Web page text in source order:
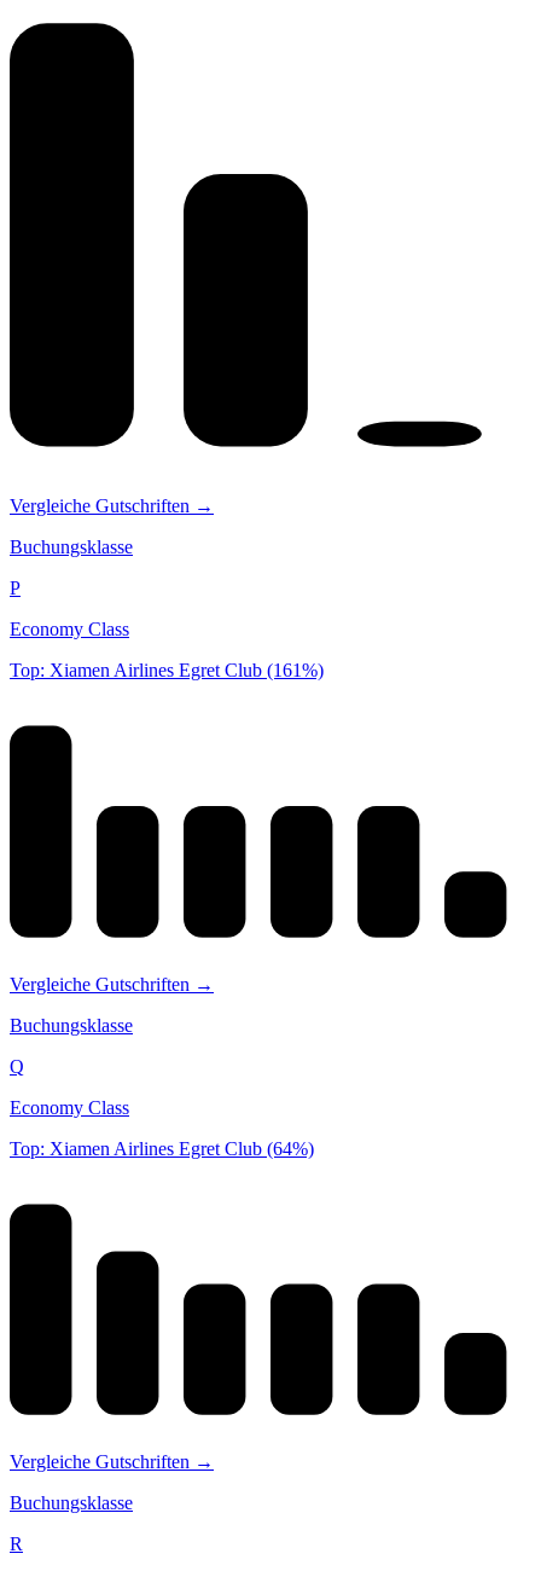
Vergleiche Gutschriften →
Buchungsklasse
P
Economy Class
Top: Xiamen Airlines Egret Club (161%)
Vergleiche Gutschriften →
Buchungsklasse
Q
Economy Class
Top: Xiamen Airlines Egret Club (64%)
Vergleiche Gutschriften →
Buchungsklasse
R